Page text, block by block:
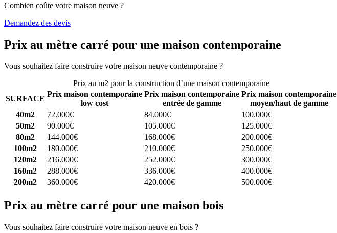
Combien coûte votre maison neuve ?
Demandez des devis
Prix au mètre carré pour une maison contemporaine
Vous souhaitez faire construire votre maison neuve contemporaine ?
Prix au m2 pour la construction d’une maison contemporaine
SURFACE
Prix maison contemporaine
low cost
Prix maison contemporaine
entrée de gamme
Prix maison contemporaine
moyen/haut de gamme
40m2
72.000€ 84.000€
100.000€
50m2
90.000€ 105.000€
125.000€
80m2
144.000€ 168.000€
200.000€
100m2
180.000€ 210.000€
250.000€
120m2
216.000€ 252.000€
300.000€
160m2
288.000€ 336.000€
400.000€
200m2
360.000€ 420.000€ 500.000€
Prix au mètre carré pour une maison bois
Vous souhaitez faire construire votre maison neuve en bois ?